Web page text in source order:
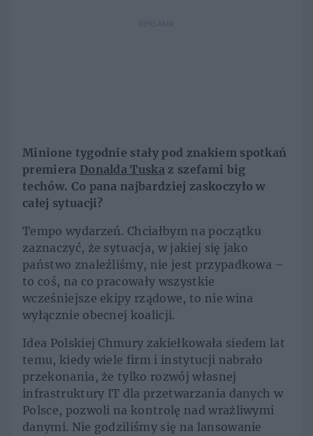
REKLAMA
Minione tygodnie stały pod znakiem spotkań
premiera Donalda Tuska z szefami big
techów. Co pana najbardziej zaskoczyło w
całej sytuacji?
Tempo wydarzeń. Chciałbym na początku
zaznaczyć, że sytuacja, w jakiej się jako
państwo znaleźliśmy, nie jest przypadkowa –
to coś, na co pracowały wszystkie
wcześniejsze ekipy rządowe, to nie wina
wyłącznie obecnej koalicji.
Idea Polskiej Chmury zakiełkowała siedem lat
temu, kiedy wiele firm i instytucji nabrało
przekonania, że tylko rozwój własnej
infrastruktury IT dla przetwarzania danych w
Polsce, pozwoli na kontrolę nad wrażliwymi
danymi. Nie godziliśmy się na lansowanie